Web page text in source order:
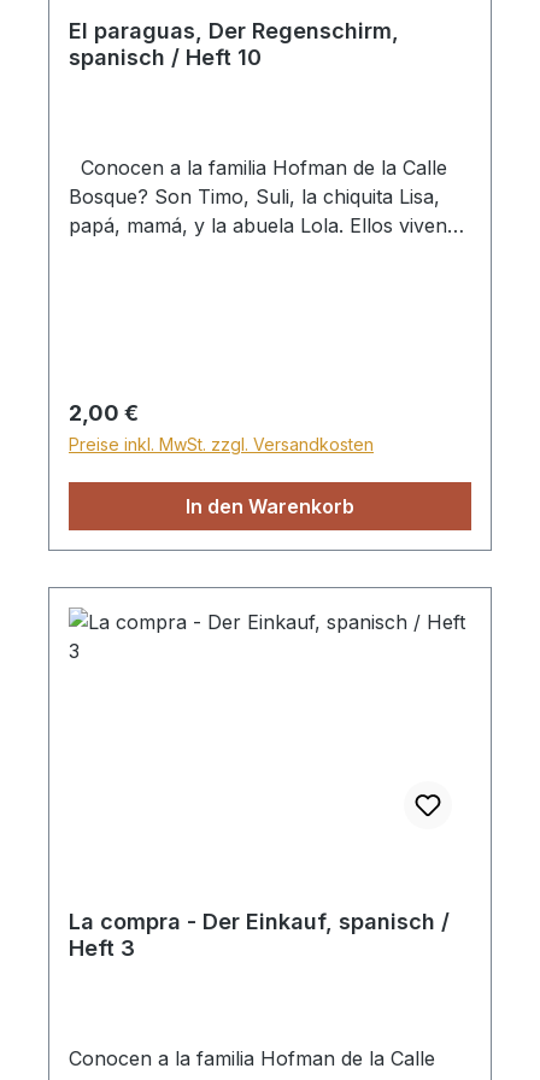
El paraguas, Der Regenschirm,
spanisch / Heft 10
Conocen a la familia Hofman de la Calle
Bosque? Son Timo, Suli, la chiquita Lisa,
papá, mamá, y la abuela Lola. Ellos viven
cantos lindos y la hermana Renate les
cuenta historias bíblicas muy interesantes.
Timo y Susi aman a Jesús y desean un día
estar con Él en el cielo. Cada noche, antes
de dormir, oran a Él. En los libros de la
serie en la Calle Bosque aprenderás de lo
como perdonar a otros, como hablar al
prójimo de Jesús, como ser fiel en lo poco,
como confiar en Dios y estar agradecido
Regulärer Preis:
2,00 €
Preise inkl. MwSt. zzgl. Versandkosten
In den Warenkorb
La compra - Der Einkauf, spanisch /
Heft 3
Conocen a la familia Hofman de la Calle